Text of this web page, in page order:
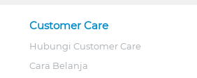
Customer Care
Hubungi Customer Care
Cara Belanja